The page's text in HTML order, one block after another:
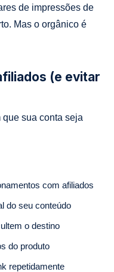
de impressões de
Mas o orgânico é
(e evitar
que sua conta seja
com afiliados
do seu conteúdo
o destino
do produto
repetidamente